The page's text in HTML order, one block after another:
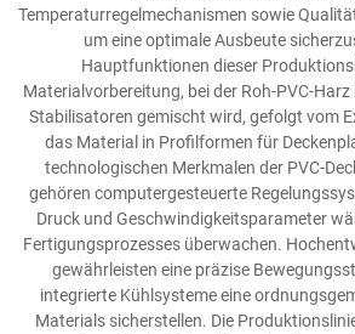
Temperaturregelmechanismen sowie
um eine optimale Ausbeute
Hauptfunktionen dieser
Materialvorbereitung, bei der Roh-PVC-
Stabilisatoren gemischt wird, gefolgt vom
das Material in Profilformen für
technologischen Merkmalen der PVC-
gehören computergesteuerte
Druck und Geschwindigkeitsparameter
Fertigungsprozesses überwachen.
gewährleisten eine präzise
integrierte Kühlsysteme eine
Materials sicherstellen. Die